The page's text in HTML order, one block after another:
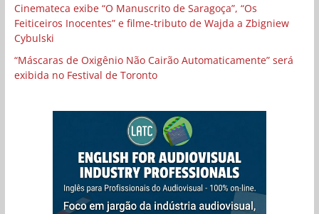
Cinemateca exibe “O Manuscrito de Saragoça”, “Os
Feiticeiros Inocentes” e filme-tributo de Wajda a Zbigniew
Cybulski
“Máscaras de Oxigênio Não Cairão Automaticamente” será
exibida no Festival de Toronto